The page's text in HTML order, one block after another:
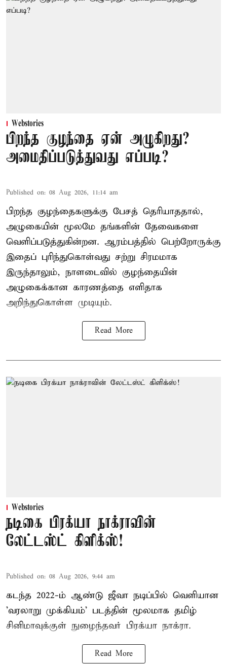
Webstories
பிறந்த குழந்தை ஏன் அழுகிறது?
அமைதிப்படுத்துவது எப்படி?
Published on: 08 Aug 2026, 11:14 am
பிறந்த குழந்தைகளுக்கு பேசத் தெரியாததால்,
அழுகையின் மூலமே தங்களின் தேவைகளை
வெளிப்படுத்துகின்றன. ஆரம்பத்தில் பெற்றோருக்கு
இதைப் புரிந்துகொள்வது சற்று சிரமமாக
இருந்தாலும், நாளடைவில் குழந்தையின்
அழுகைக்கான காரணத்தை எளிதாக
அறிந்துகொள்ள முடியும்.
Read More
Webstories
நடிகை பிரக்யா நாக்ராவின்
லேட்டஸ்ட் கிளிக்ஸ்!
Published on: 08 Aug 2026, 9:44 am
கடந்த 2022-ம் ஆண்டு ஜீவா நடிப்பில் வெளியான
'வரலாறு முக்கியம்' படத்தின் மூலமாக தமிழ்
சினிமாவுக்குள் நுழைந்தவர் பிரக்யா நாக்ரா.
Read More